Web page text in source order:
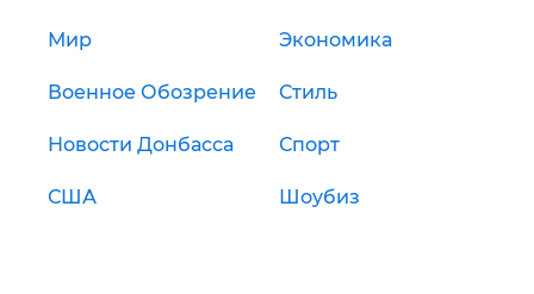
Мир Экономика
Военное Обозрение Стиль
Новости Донбасса Спорт
США Шоубиз